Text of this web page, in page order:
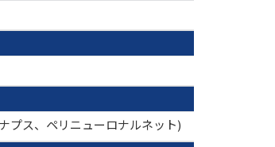
プス、ペリニューロナルネット)